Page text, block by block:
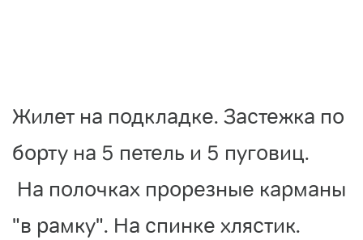
Жилет на подкладке. Застежка по
борту на 5 петель и 5 пуговиц.
На полочках прорезные карманы
"в рамку". На спинке хлястик.